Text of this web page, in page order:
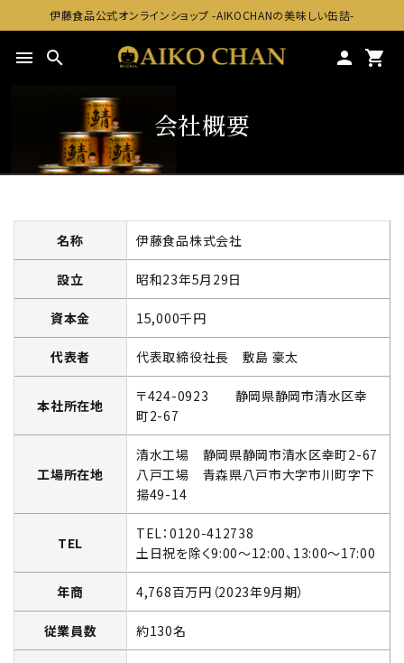
伊藤食品公式オンラインショップ -AIKOCHANの美味しい缶詰-
menu search person shopping_cart
会社概要
名称 伊藤食品株式会社
設立 昭和23年5月29日
資本金 15,000千円
代表者 代表取締役社長 敷島 豪太
本社所在地
〒424-0923 静岡県静岡市清水区幸
町2-67
工場所在地
清水工場 静岡県静岡市清水区幸町2-67
八戸工場 青森県八戸市大字市川町字下
揚49-14
TEL
TEL：0120-412738
土日祝を除く9:00～12:00、13:00～17:00
年商 4,768百万円（2023年9月期）
従業員数 約130名